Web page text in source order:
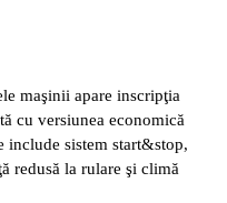
maşinii apare inscripţia
cu versiunea economică
sistem start&stop,
redusă la rulare şi climă